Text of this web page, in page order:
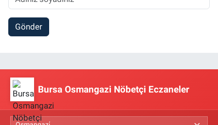
Gönder
Bursa Osmangazi Nöbetçi Eczaneler